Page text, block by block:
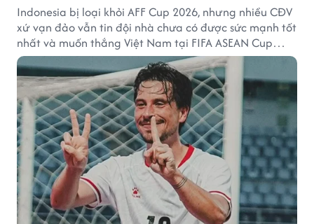
Indonesia bị loại khỏi AFF Cup 2026, nhưng nhiều CĐV
xứ vạn đảo vẫn tin đội nhà chưa có được sức mạnh tốt
nhất và muốn thắng Việt Nam tại FIFA ASEAN Cup
2026.